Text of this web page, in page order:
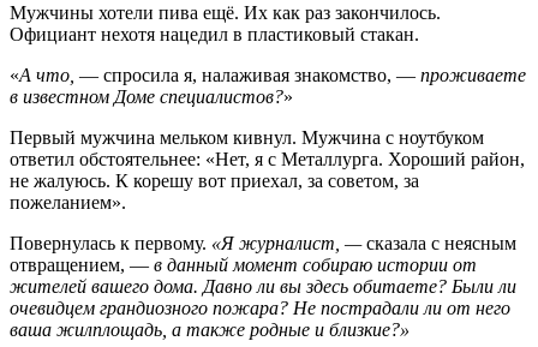
Мужчины хотели пива ещё. Их как раз закончилось.
Официант нехотя нацедил в пластиковый стакан.
«А что, — спросила я, налаживая знакомство, — проживаете
в известном Доме специалистов?»
Первый мужчина мельком кивнул. Мужчина с ноутбуком
ответил обстоятельнее: «Нет, я с Металлурга. Хороший район,
не жалуюсь. К корешу вот приехал, за советом, за
пожеланием».
Повернулась к первому. «Я журналист, —сказала с неясным
отвращением, — в данный момент собираю истории от
жителей вашего дома. Давно ли вы здесь обитаете? Были ли
очевидцем грандиозного пожара? Не пострадали ли от него
ваша жилплощадь, а также родные и близкие?»